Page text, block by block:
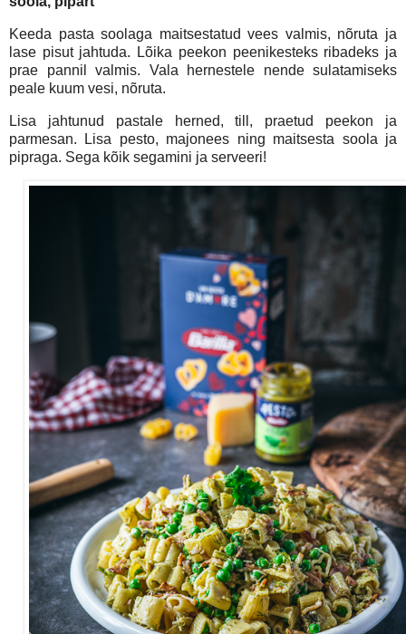
Keeda pasta soolaga maitsestatud vees valmis, nõruta ja
lase pisut jahtuda. Lõika peekon peenikesteks ribadeks ja
prae pannil valmis. Vala hernestele nende sulatamiseks
peale kuum vesi, nõruta.
Lisa jahtunud pastale herned, till, praetud peekon ja
parmesan. Lisa pesto, majonees ning maitsesta soola ja
pipraga. Sega kõik segamini ja serveeri!